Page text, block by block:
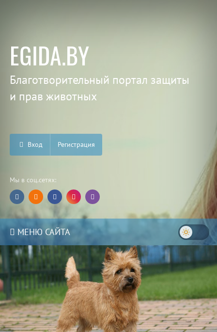
EGIDA.BY
Благотворительный портал защиты
и прав животных
Вход Регистрация
Мы в соц.сетях:
МЕНЮ САЙТА